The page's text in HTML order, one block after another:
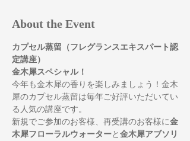
About the Event
カプセル蒸留（フレグランスエキスパート認
定講座）
金木犀スペシャル！
今年も金木犀の香りを楽しみましょう！金木
犀のカプセル蒸留は毎年ご好評いただいてい
る人気の講座です。
新規でご参加のお客様、再受講のお客様に金
木犀フローラルウォーターと金木犀アブソリ